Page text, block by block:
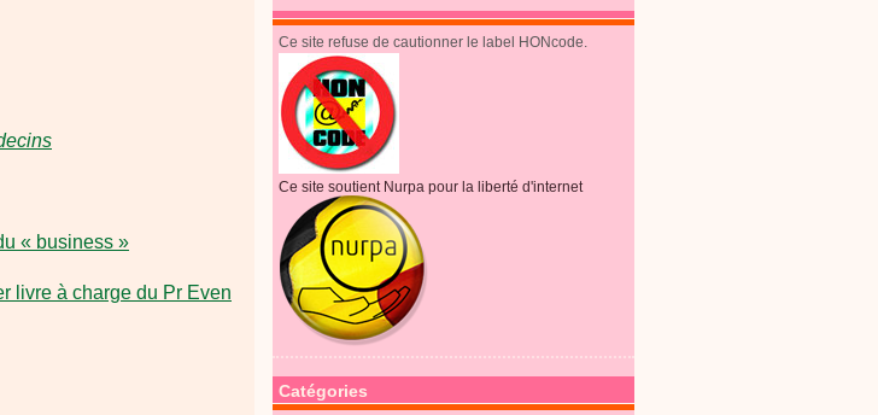
« business »
livre à charge du Pr Even
Ce site refuse de cautionner le label HONcode.
Ce site soutient Nurpa pour la liberté d'internet
Catégories